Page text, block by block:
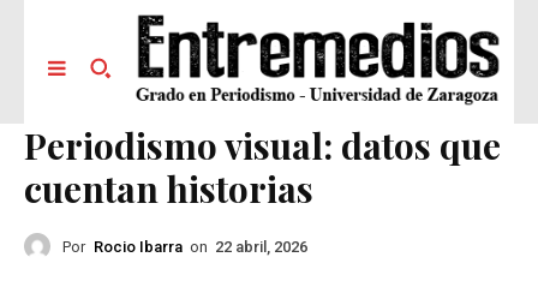
Periodismo visual: datos que
cuentan historias
Por Rocio Ibarra on 22 abril, 2026